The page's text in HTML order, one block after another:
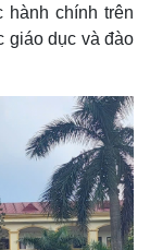
hành chính trên
giáo dục và đào